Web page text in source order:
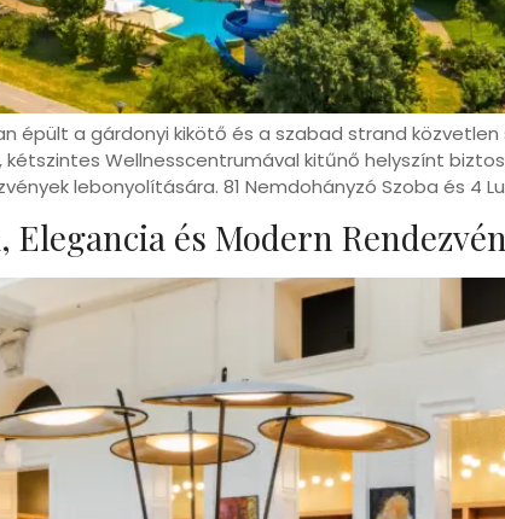
épült a gárdonyi kikötő és a szabad strand
Wellnesscentrumával kitűnő helyszínt
lebonyolítására. 81 Nemdohányzó Szoba és 4
és Modern